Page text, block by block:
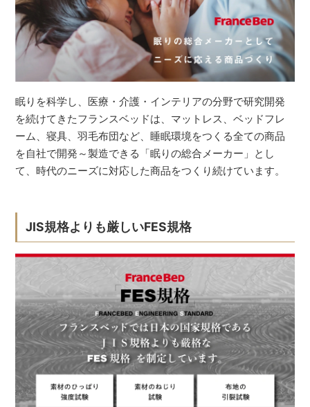
眠りを科学し、医療・介護・インテリアの分野で研究開発
を続けてきたフランスベッドは、マットレス、ベッドフレ
ーム、寝具、羽毛布団など、睡眠環境をつくる全ての商品
を自社で開発～製造できる「眠りの総合メーカー」とし
て、時代のニーズに対応した商品をつくり続けています。
JIS規格よりも厳しいFES規格